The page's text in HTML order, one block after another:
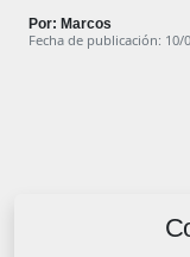
Por: Marcos
Fecha de publicación: 10/